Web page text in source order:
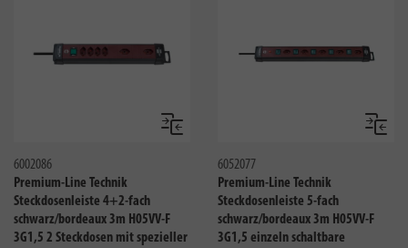
Vergleichen
6002086
Premium-Line Technik
Steckdosenleiste 4+2-fach
schwarz/bordeaux 3m H05VV-F
3G1,5 2 Steckdosen mit spezieller
6052077
Premium-Line Technik
Steckdosenleiste 5-fach
schwarz/bordeaux 3m H05VV-F
3G1,5 einzeln schaltbare